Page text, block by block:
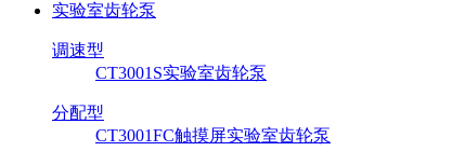
实验室齿轮泵
调速型
CT3001S实验室齿轮泵
分配型
CT3001FC触摸屏实验室齿轮泵